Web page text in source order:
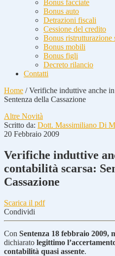
Bonus facciate
Bonus auto
Detrazioni fiscali
Cessione del credito
Bonus ristrutturazione
Bonus mobili
Bonus figli
Decreto rilancio
Contatti
Home /Verifiche induttive anche
Sentenza della Cassazione
Altre Novità
Scritto da: Dott. Massimiliano Di
20 Febbraio 2009
Verifiche induttive
contabilità scarsa:
Cassazione
Scarica il pdf
Condividi
Con Sentenza 18 febbraio 2009,
dichiarato legittimo
contabilità quasi assente.